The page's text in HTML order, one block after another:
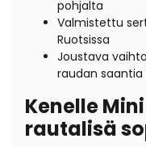
pohjalta
Valmistettu
Ruotsissa
Joustava
raudan
Kenelle
rautalisä